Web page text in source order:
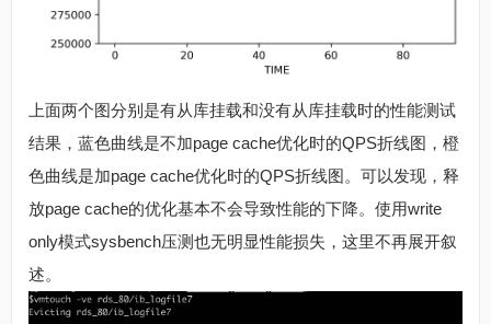
上面两个图分别是有从库挂载和没有从库挂载时的性能测试
结果，蓝色曲线是不加page cache优化时的QPS折线图，橙
色曲线是加page cache优化时的QPS折线图。可以发现，释
放page cache的优化基本不会导致性能的下降。使用write
only模式sysbench压测也无明显性能损失，这里不再展开叙
述。